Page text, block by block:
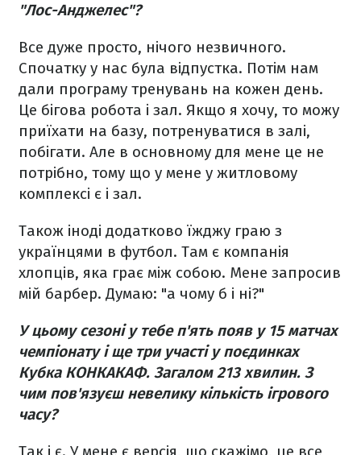
"Лос-Анджелес"?
Все дуже просто, нічого незвичного.
Спочатку у нас була відпустка. Потім нам
дали програму тренувань на кожен день.
Це бігова робота і зал. Якщо я хочу, то можу
приїхати на базу, потренуватися в залі,
побігати. Але в основному для мене це не
потрібно, тому що у мене у житловому
комплексі є і зал.
Також іноді додатково їжджу граю з
українцями в футбол. Там є компанія
хлопців, яка грає між собою. Мене запросив
мій барбер. Думаю: "а чому б і ні?"
У цьому сезоні у тебе п'ять появ у 15 матчах
чемпіонату і ще три участі у поєдинках
Кубка КОНКАКАФ. Загалом 213 хвилин. З
чим пов'язуєш невелику кількість ігрового
часу?